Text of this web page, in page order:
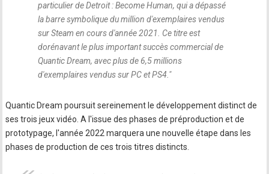
particulier de Detroit : Become Human, qui a dépassé
la barre symbolique du million d'exemplaires vendus
sur Steam en cours d'année 2021. Ce titre est
dorénavant le plus important succès commercial de
Quantic Dream, avec plus de 6,5 millions
d'exemplaires vendus sur PC et PS4."
Quantic Dream poursuit sereinement le développement distinct de
ses trois jeux vidéo. A l'issue des phases de préproduction et de
prototypage, l'année 2022 marquera une nouvelle étape dans les
phases de production de ces trois titres distincts.